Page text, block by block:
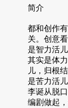
诞
版
社：
江
苏
凤
凰
文
简介
都和创作有
关。创意
是智力活儿
其实是体
儿，归根
是苦力活儿
李诞从脱
编剧做起